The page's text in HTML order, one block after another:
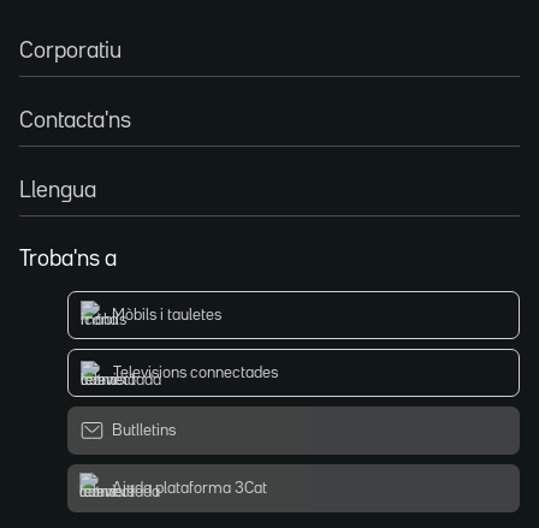
Corporatiu
Contacta'ns
Llengua
Troba'ns a
Mòbils i tauletes
Televisions connectades
Butlletins
Ajuda plataforma 3Cat